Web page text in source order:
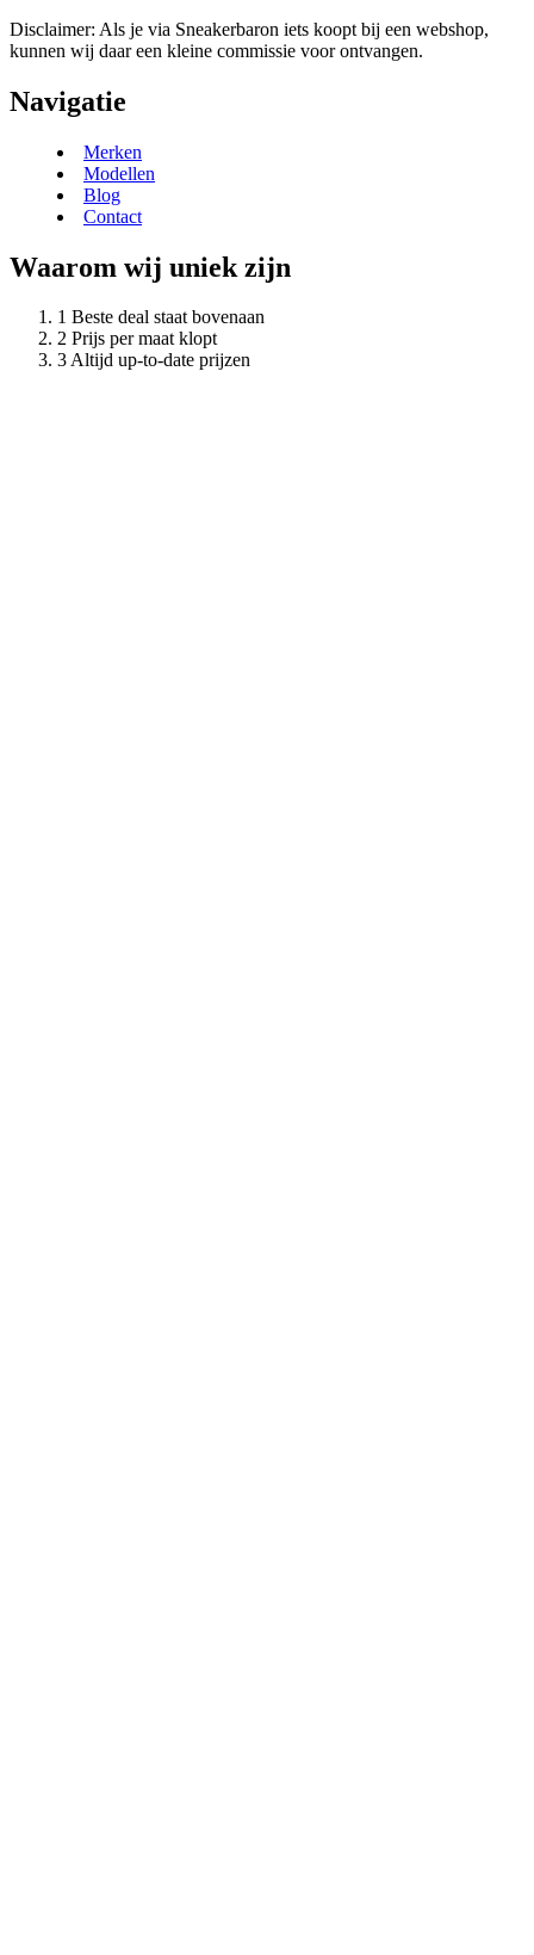
Disclaimer: Als je via Sneakerbaron iets koopt bij een webshop,
kunnen wij daar een kleine commissie voor ontvangen.
Navigatie
Merken
Modellen
Blog
Contact
Waarom wij uniek zijn
Beste deal staat bovenaan
Prijs per maat klopt
Altijd up-to-date prijzen